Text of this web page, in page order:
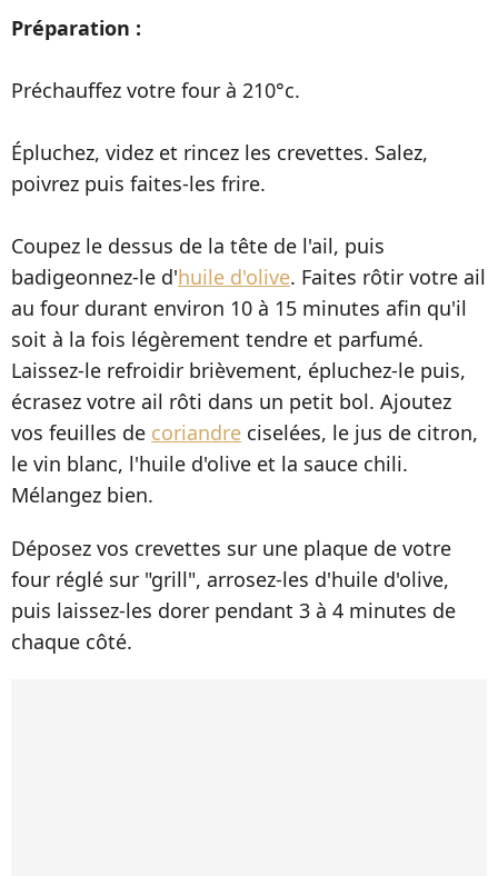
Préparation :
Préchauffez votre four à 210°c.
Épluchez, videz et rincez les crevettes. Salez,
poivrez puis faites-les frire.
Coupez le dessus de la tête de l'ail, puis
badigeonnez-le d'huile d'olive. Faites rôtir votre ail
au four durant environ 10 à 15 minutes afin qu'il
soit à la fois légèrement tendre et parfumé.
Laissez-le refroidir brièvement, épluchez-le puis,
écrasez votre ail rôti dans un petit bol. Ajoutez
vos feuilles de coriandre ciselées, le jus de citron,
le vin blanc, l'huile d'olive et la sauce chili.
Mélangez bien.
Déposez vos crevettes sur une plaque de votre
four réglé sur "grill", arrosez-les d'huile d'olive,
puis laissez-les dorer pendant 3 à 4 minutes de
chaque côté.